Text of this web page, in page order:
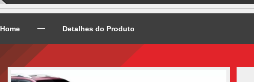
Home Detalhes do Produto